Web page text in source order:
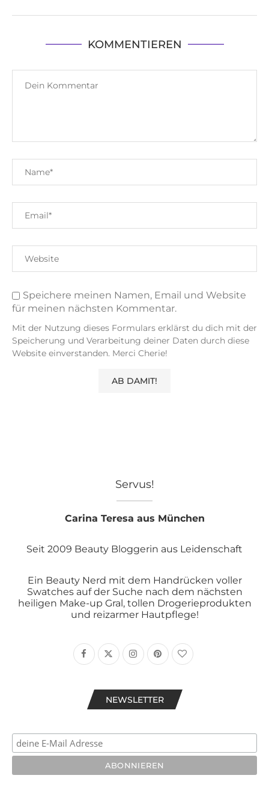
KOMMENTIEREN
Speichere meinen Namen, Email und Website
für meinen nächsten Kommentar.
Mit der Nutzung dieses Formulars erklärst du dich mit der
Speicherung und Verarbeitung deiner Daten durch diese
Website einverstanden. Merci Cherie!
Servus!
Carina Teresa aus München
Seit 2009 Beauty Bloggerin aus Leidenschaft
Ein Beauty Nerd mit dem Handrücken voller
Swatches auf der Suche nach dem nächsten
heiligen Make-up Gral, tollen Drogerieprodukten
und reizarmer Hautpflege!
NEWSLETTER